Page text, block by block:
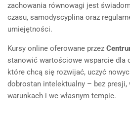
zachowania równowagi jest
czasu, samodyscyplina oraz
umiejętności.
Kursy online oferowane przez
stanowić wartościowe wsparcie dla
które chcą się rozwijać, uczyć
dobrostan intelektualny – bez
warunkach i we własnym tempie.